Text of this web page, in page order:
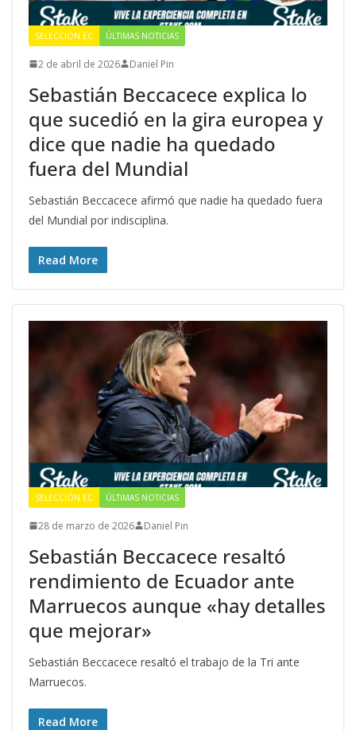
SELECCIÓN EC ÚLTIMAS NOTICIAS
2 de abril de 2026 Daniel Pin
Sebastián Beccacece explica lo
que sucedió en la gira europea y
dice que nadie ha quedado
fuera del Mundial
Sebastián Beccacece afirmó que nadie ha quedado fuera
del Mundial por indisciplina.
Read More
SELECCIÓN EC ÚLTIMAS NOTICIAS
28 de marzo de 2026 Daniel Pin
Sebastián Beccacece resaltó
rendimiento de Ecuador ante
Marruecos aunque «hay detalles
que mejorar»
Sebastián Beccacece resaltó el trabajo de la Tri ante
Marruecos.
Read More